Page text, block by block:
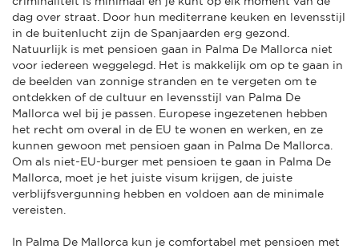
dag over straat. Door hun mediterrane keuken en levensstijl
in de buitenlucht zijn de Spanjaarden erg gezond.
Natuurlijk is met pensioen gaan in Palma De Mallorca niet
voor iedereen weggelegd. Het is makkelijk om op te gaan in
de beelden van zonnige stranden en te vergeten om te
ontdekken of de cultuur en levensstijl van Palma De
Mallorca wel bij je passen. Europese ingezetenen hebben
het recht om overal in de EU te wonen en werken, en ze
kunnen gewoon met pensioen gaan in Palma De Mallorca.
Om als niet-EU-burger met pensioen te gaan in Palma De
Mallorca, moet je het juiste visum krijgen, de juiste
verblijfsvergunning hebben en voldoen aan de minimale
vereisten.
In Palma De Mallorca kun je comfortabel met pensioen met